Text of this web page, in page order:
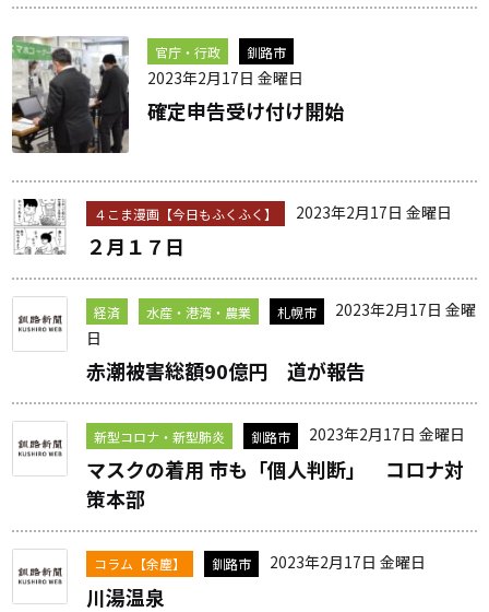
官庁・行政 釧路市
2023年2月17日 金曜日
確定申告受け付け開始
４こま漫画【今日もふくふく】 2023年2月17日 金曜日
２月１７日
経済 水産・港湾・農業 札幌市
2023年2月17日 金曜
日
赤潮被害総額90億円 道が報告
新型コロナ・新型肺炎 釧路市 2023年2月17日 金曜日
マスクの着用 市も「個人判断」 コロナ対
策本部
コラム【余塵】 釧路市 2023年2月17日 金曜日
川湯温泉